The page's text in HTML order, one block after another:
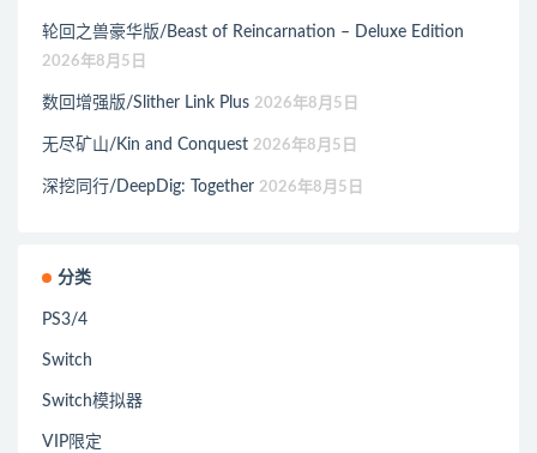
轮回之兽豪华版/Beast of Reincarnation – Deluxe Edition
2026年8月5日
数回增强版/Slither Link Plus 2026年8月5日
无尽矿山/Kin and Conquest 2026年8月5日
深挖同行/DeepDig: Together 2026年8月5日
分类
PS3/4
Switch
Switch模拟器
VIP限定